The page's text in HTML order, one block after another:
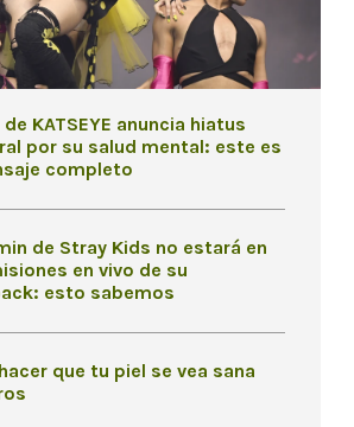
KATSEYE anuncia hiatus
por su salud mental: este es
completo
de Stray Kids no estará en
en vivo de su
esto sabemos
que tu piel se vea sana